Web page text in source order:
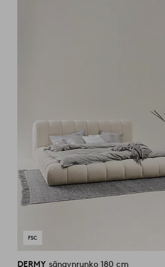
DERMY sängynrunko 180 cm